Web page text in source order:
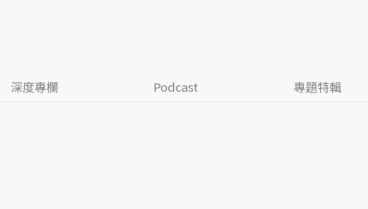
深度專欄 Podcast 專題特輯